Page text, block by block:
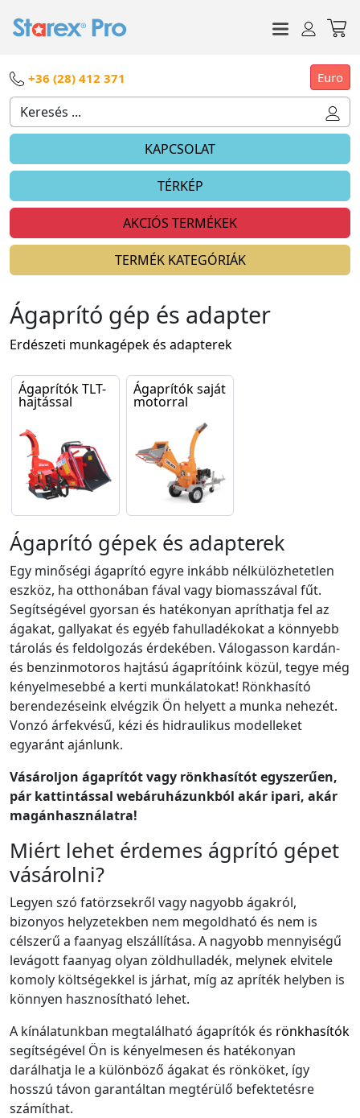
+36 (28) 412 371 Euro
KAPCSOLAT
TÉRKÉP
AKCIÓS TERMÉKEK
TERMÉK KATEGÓRIÁK
Ágaprító gép és adapter
Erdészeti munkagépek és adapterek
Ágaprítók TLT-
hajtással
Ágaprítók saját
motorral
Ágaprító gépek és adapterek
Egy minőségi ágaprító egyre inkább nélkülözhetetlen
eszköz, ha otthonában fával vagy biomasszával fűt.
Segítségével gyorsan és hatékonyan apríthatja fel az
ágakat, gallyakat és egyéb fahulladékokat a könnyebb
tárolás és feldolgozás érdekében. Válogasson kardán-
és benzinmotoros hajtású ágaprítóink közül, tegye még
kényelmesebbé a kerti munkálatokat! Rönkhasító
berendezéseink elvégzik Ön helyett a munka nehezét.
Vonzó árfekvésű, kézi és hidraulikus modelleket
egyaránt ajánlunk.
Vásároljon ágaprítót vagy rönkhasítót egyszerűen,
pár kattintással webáruházunkból akár ipari, akár
magánhasználatra!
Miért lehet érdemes ágprító gépet
vásárolni?
Legyen szó fatörzsekről vagy nagyobb ágakról,
bizonyos helyzetekben nem megoldható és nem is
célszerű a faanyag elszállítása. A nagyobb mennyiségű
levágott faanyag olyan zöldhulladék, melynek elvitele
komoly költségekkel is járhat, míg az apríték helyben is
könnyen hasznosítható lehet.
A kínálatunkban megtalálható ágaprítók és rönkhasítók
segítségével Ön is kényelmesen és hatékonyan
darálhatja le a különböző ágakat és rönköket, így
hosszú távon garantáltan megtérülő befektetésre
számíthat.